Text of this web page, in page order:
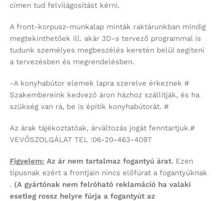
címen tud felvilágosítást kérni.
A front-korpusz-munkalap minták raktárunkban mindig
megtekinthetőek ill. akár 3D-s tervező programmal is
tudunk személyes megbeszélés keretén belül segíteni
a tervezésben és megrendelésben.
-A konyhabútor elemek lapra szerelve érkeznek #
Szakembereink kedvező áron házhoz szállítják, és ha
szükség van rá, be is építik konyhabútorát. #
Az árak tájékoztatóak, árváltozás jogát fenntartjuk.#
VEVŐSZOLGÁLAT TEL :06-20-463-4097
Figyelem: Az ár nem tartalmaz fogantyú árat. Ezen
típusnak ezért a frontjain nincs előfúrat a fogantyúknak
. (A gyártónak nem felróható reklamáció ha valaki
esetleg rossz helyre fúrja a fogantyút az